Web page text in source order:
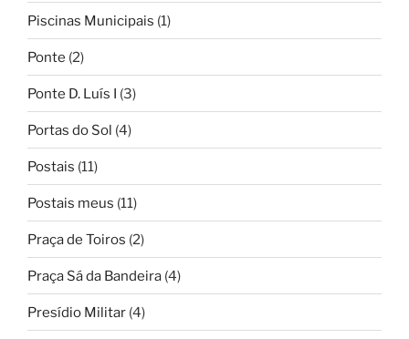
Piscinas Municipais (1)
Ponte (2)
Ponte D. Luís I (3)
Portas do Sol (4)
Postais (11)
Postais meus (11)
Praça de Toiros (2)
Praça Sá da Bandeira (4)
Presídio Militar (4)